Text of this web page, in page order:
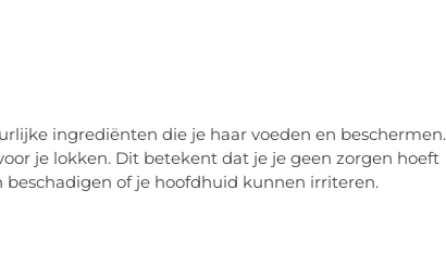
ingrediënten die je haar voeden en beschermen.
je lokken. Dit betekent dat je je geen zorgen hoeft
of je hoofdhuid kunnen irriteren.